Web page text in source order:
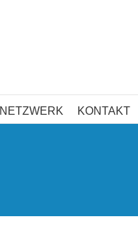
NETZWERK KONTAKT